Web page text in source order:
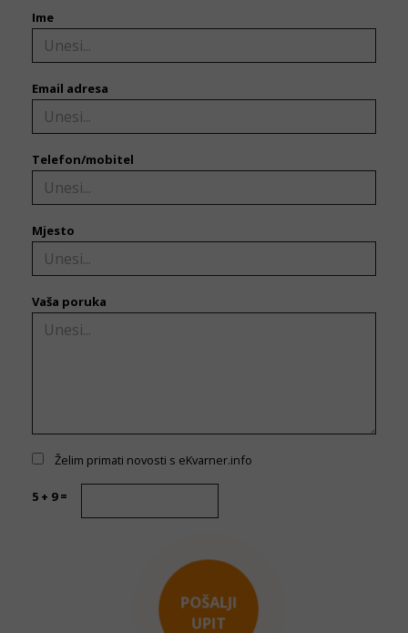
Ime
Email adresa
Telefon/mobitel
Mjesto
Vaša poruka
Želim primati novosti s eKvarner.info
5 + 9 =
POŠALJI
UPIT